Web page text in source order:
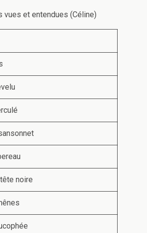
et entendues (Céline)
noire